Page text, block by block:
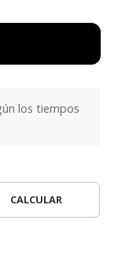
los tiempos
CALCULAR